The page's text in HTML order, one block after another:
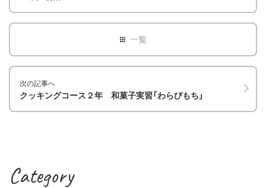
次の記事へ
クッキングコース２年 和菓子実習「わらびもち」
Category